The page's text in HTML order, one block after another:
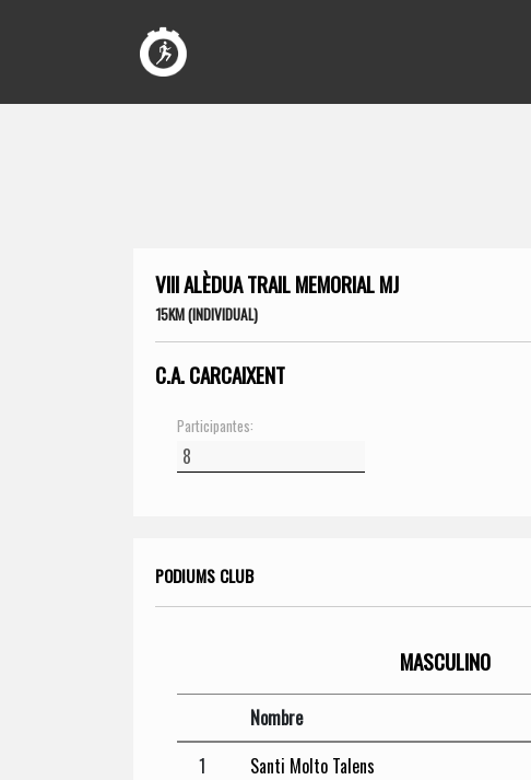
VIII ALÈDUA TRAIL MEMORIAL MJ
15KM (INDIVIDUAL)
C.A. CARCAIXENT
Participantes:
PODIUMS CLUB
MASCULINO
Nombre
1
Santi Molto Talens